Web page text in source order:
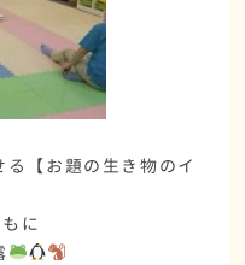
【お題の生き物のイ
に